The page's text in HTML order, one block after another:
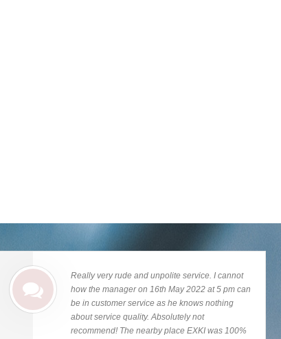
Really very rude and unpolite service. I cannot
how the manager on 16th May 2022 at 5 pm can
be in customer service as he knows nothing
about service quality. Absolutely not
recommend! The nearby place EXKI was 100%